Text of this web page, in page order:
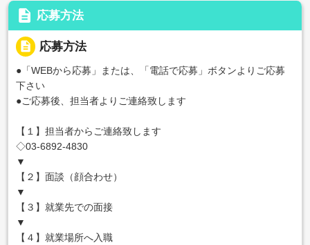
description 応募方法
description 応募方法
●「WEBから応募」または、「電話で応募」ボタンよりご応募
下さい
●ご応募後、担当者よりご連絡致します
【１】担当者からご連絡致します
◇03-6892-4830
▼
【２】面談（顔合わせ）
▼
【３】就業先での面接
▼
【４】就業場所へ入職